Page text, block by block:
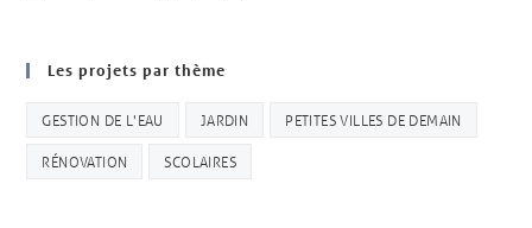
Les projets par thème
GESTION DE L'EAU JARDIN PETITES VILLES DE DEMAIN
RÉNOVATION SCOLAIRES